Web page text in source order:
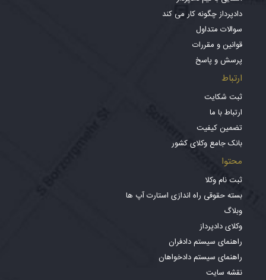
دادپرداز چگونه کار می کند
سوالات متداول
قوانین و مقررات
پرسش و پاسخ
ارتباط
ثبت شکایت
ارتباط با ما
تضمین کیفیت
بانک جامع وکلای کشور
محتوا
ثبت نام وکلا
بسته حقوقی راه اندازی استارت آپ ها
وبلاگ
وکلای دادپرداز
راهنمای سیستم دادفران
راهنمای سیستم دادخواهان
نقشه سایت